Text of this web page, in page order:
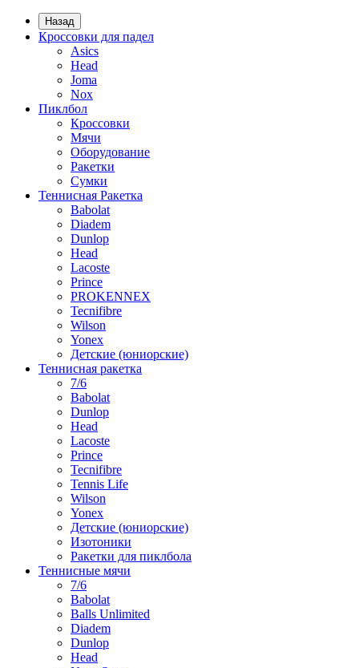
Назад
Кроссовки для падел
Asics
Head
Joma
Nox
Пиклбол
Кроссовки
Мячи
Оборудование
Ракетки
Сумки
Теннисная Ракетка
Babolat
Diadem
Dunlop
Head
Lacoste
Prince
PROKENNEX
Tecnifibre
Wilson
Yonex
Детские (юниорские)
Теннисная ракетка
7/6
Babolat
Dunlop
Head
Lacoste
Prince
Tecnifibre
Tennis Life
Wilson
Yonex
Детские (юниорские)
Изотоники
Ракетки для пиклбола
Теннисные мячи
7/6
Babolat
Balls Unlimited
Diadem
Dunlop
Head